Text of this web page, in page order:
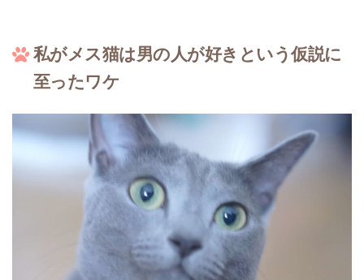
私がメス猫は男の人が好きという仮説に
至ったワケ